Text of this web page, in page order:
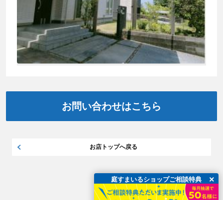
お問い合わせはこちら
お店トップへ戻る
×
庭すまいるショップご相談特典